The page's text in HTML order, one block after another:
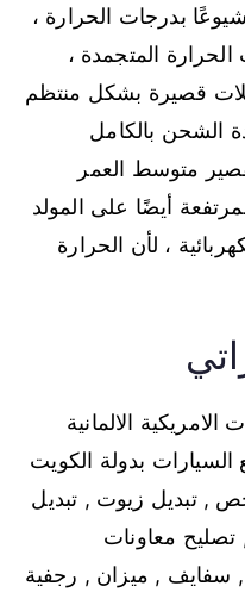
بدرجات الحرارة ،
المتجمدة ،
قصيرة بشكل منتظم
الشحن بالكامل
متوسط ​​العمر
أيضًا على المولد
، لأن الحرارة
الالمانية
السيارات بدولة الكويت
, تبديل زيوت , تبديل
تصليح معاونات
سفايف , ميزان , رجفية